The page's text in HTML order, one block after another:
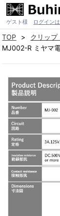
ゲスト様 ログイン
TOP クリップ
MJ002-R ミヤマ